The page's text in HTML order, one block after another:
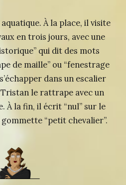
À la place, il visite
en trois jours, avec une
qui dit des mots
de maille” ou “fenestrage
dans un escalier
le rattrape avec un
À la fin, il écrit “nul” sur le
“petit chevalier”.